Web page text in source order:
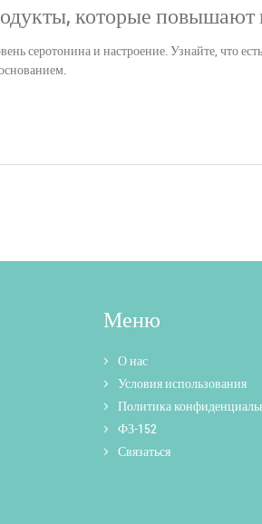
которые повышают
серотонина и настроение. Узнайте, что
Меню
О нас
Условия использования
Политика
ФЗ-152
Связаться